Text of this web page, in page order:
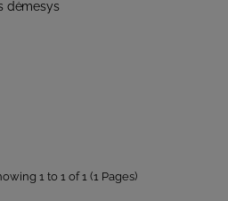
dėmesys
1 to 1 of 1 (1 Pages)